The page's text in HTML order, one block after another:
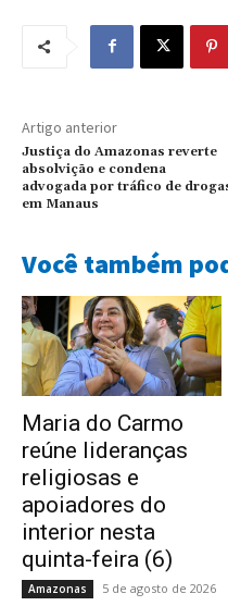
Artigo anterior
Justiça do Amazonas reverte
absolvição e condena
advogada por tráfico de
em Manaus
Você também
Maria do Carmo
reúne lideranças
religiosas e
apoiadores do
interior nesta
quinta-feira (6)
Amazonas 5 de agosto de 2026